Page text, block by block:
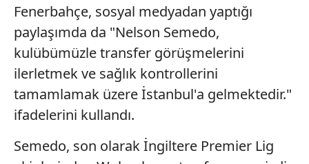
Fenerbahçe, sosyal medyadan yaptığı
paylaşımda da "Nelson Semedo,
kulübümüzle transfer görüşmelerini
ilerletmek ve sağlık kontrollerini
tamamlamak üzere İstanbul'a gelmektedir."
ifadelerini kullandı.
Semedo, son olarak İngiltere Premier Lig